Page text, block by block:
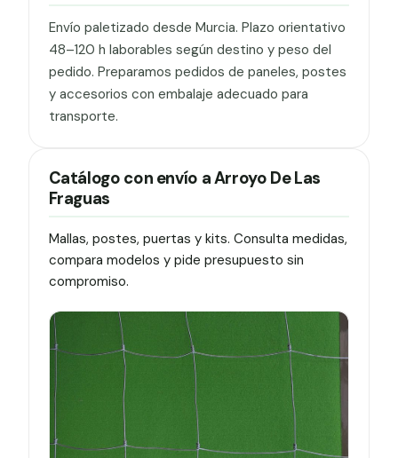
Envío paletizado desde Murcia. Plazo orientativo
48–120 h laborables según destino y peso del
pedido. Preparamos pedidos de paneles, postes
y accesorios con embalaje adecuado para
transporte.
Catálogo con envío a Arroyo De Las
Fraguas
Mallas, postes, puertas y kits. Consulta medidas,
compara modelos y pide presupuesto sin
compromiso.